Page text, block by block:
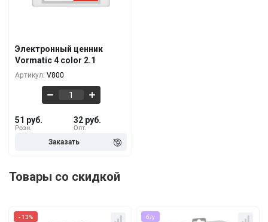
Электронный ценник
Vormatic 4 color 2.1
Артикул: V800
Розн.
51 руб.
Опт.
32 руб.
Кол-во За 1 шт.
500+ 42 руб.
Товары со скидкой
- 13% б/у